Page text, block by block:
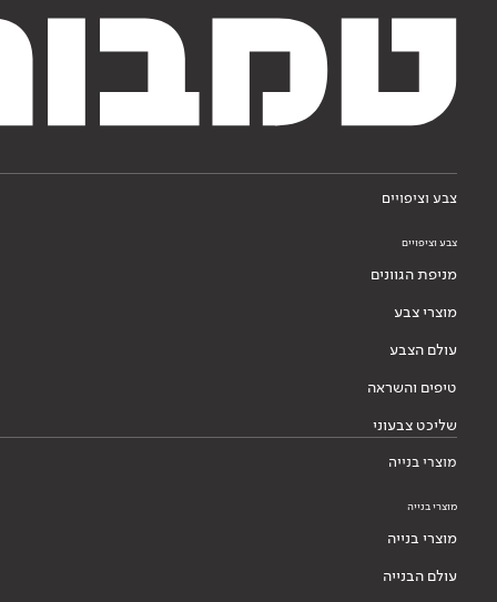
צבע וציפויים
צבע וציפויים
מניפת הגוונים
מוצרי צבע
עולם הצבע
טיפים והשראה
שליכט צבעוני
מוצרי בנייה
מוצרי בנייה
מוצרי בנייה
עולם הבנייה